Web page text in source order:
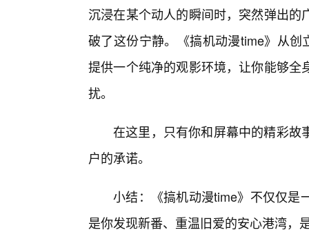
沉浸在某个动人的瞬间时，突然弹出
破了这份宁静。《搞机动漫time》从创
提供一个纯净的观影环境，让你能够
扰。
在这里，只有你和屏幕中的精彩故
户的承诺。
小结：《搞机动漫time》不仅仅是
是你发现新番、重温旧爱的安心港湾，